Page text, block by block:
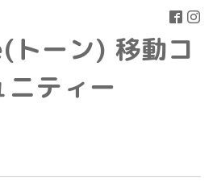
ーン) 移動コ
ニティー